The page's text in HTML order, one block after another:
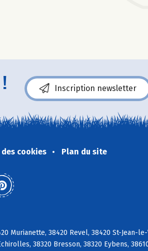
Inscription newsletter
cookies Plan du site
Murianette, 38420 Revel, 38420 St-Jean-
38320 Bresson, 38320 Eybens,